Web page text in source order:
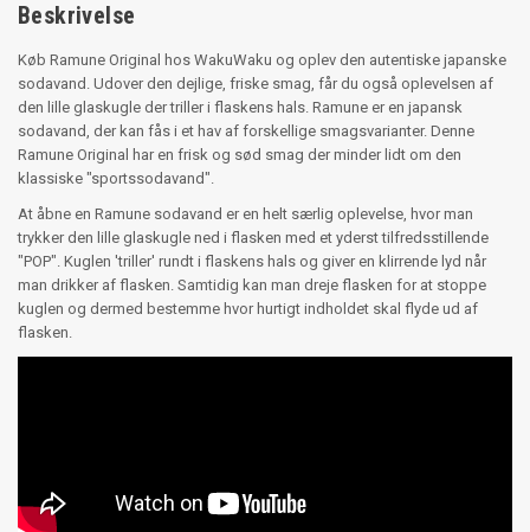
Beskrivelse
Køb Ramune Original hos WakuWaku og oplev den autentiske japanske
sodavand. Udover den dejlige, friske smag, får du også oplevelsen af
den lille glaskugle der triller i flaskens hals. Ramune er en japansk
sodavand, der kan fås i et hav af forskellige smagsvarianter. Denne
Ramune Original har en frisk og sød smag der minder lidt om den
klassiske "sportssodavand".
At åbne en Ramune sodavand er en helt særlig oplevelse, hvor man
trykker den lille glaskugle ned i flasken med et yderst tilfredsstillende
"POP". Kuglen 'triller' rundt i flaskens hals og giver en klirrende lyd når
man drikker af flasken. Samtidig kan man dreje flasken for at stoppe
kuglen og dermed bestemme hvor hurtigt indholdet skal flyde ud af
flasken.